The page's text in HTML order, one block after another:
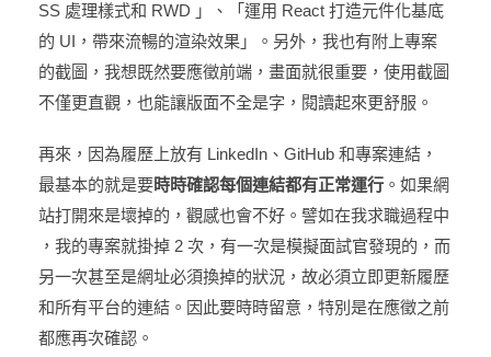
SS 處理樣式和 RWD 」、「運用 React 打造元件化基底
的 UI，帶來流暢的渲染效果」。另外，我也有附上專案
的截圖，我想既然要應徵前端，畫面就很重要，使用截圖
不僅更直觀，也能讓版面不全是字，閱讀起來更舒服。
再來，因為履歷上放有 LinkedIn、GitHub 和專案連結，
最基本的就是要時時確認每個連結都有正常運行 。如果網
站打開來是壞掉的，觀感也會不好。譬如在我求職過程中
，我的專案就掛掉 2 次，有一次是模擬面試官發現的，而
另一次甚至是網址必須換掉的狀況，故必須立即更新履歷
和所有平台的連結。因此要時時留意，特別是在應徵之前
都應再次確認。